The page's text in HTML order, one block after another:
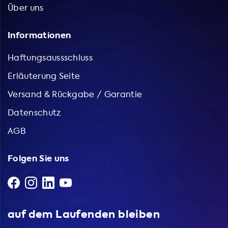
Über uns
Informationen
Haftungsaussschluss
Erläuterung Seite
Versand & Rückgabe / Garantie
Datenschutz
AGB
Folgen Sie uns
auf dem Laufenden bleiben